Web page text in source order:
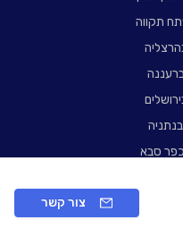
צור קשר
תקווה
סבא